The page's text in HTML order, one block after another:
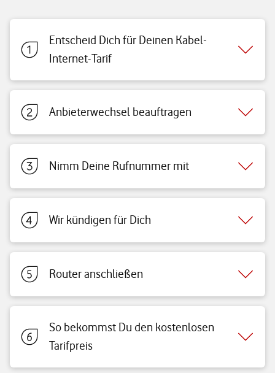
Entscheid Dich für Deinen Kabel-
Internet-Tarif
Anbieterwechsel beauftragen
Nimm Deine Rufnummer mit
Wir kündigen für Dich
Router anschließen
So bekommst Du den kostenlosen
Tarifpreis